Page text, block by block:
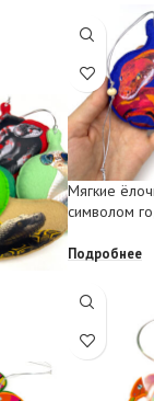
Мягкие
символом
Подробнее